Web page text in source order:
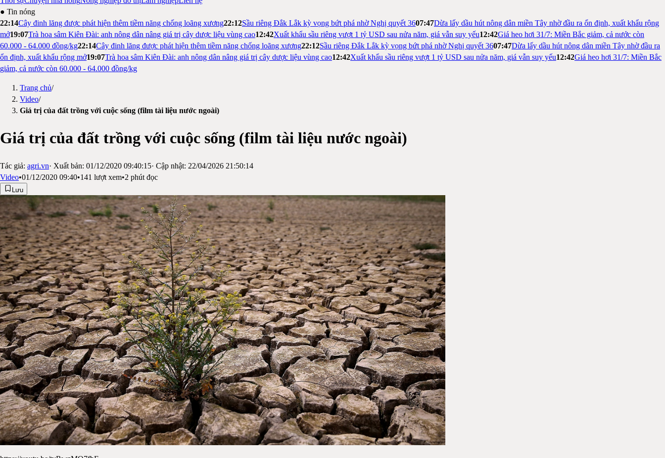
● Tin nóng
22:14Cây đinh lăng được phát hiện thêm tiềm năng chống loãng xương22:12Sầu riêng Đắk Lắk kỳ vọng bứt phá nhờ Nghị quyết 3607:47Dừa lấy dầu hút nông dân miền Tây nhờ đầu ra ổn định, xuất khẩu rộng
mở19:07Trà hoa sâm Kiên Đài: anh nông dân nâng giá trị cây dược liệu vùng cao12:42Xuất khẩu sầu riêng vượt 1 tỷ USD sau nửa năm, giá vẫn suy yếu12:42Giá heo hơi 31/7: Miền Bắc giảm, cả nước còn
60.000 - 64.000 đồng/kg22:14Cây đinh lăng được phát hiện thêm tiềm năng chống loãng xương22:12Sầu riêng Đắk Lắk kỳ vọng bứt phá nhờ Nghị quyết 3607:47Dừa lấy dầu hút nông dân miền Tây nhờ đầu ra
ổn định, xuất khẩu rộng mở19:07Trà hoa sâm Kiên Đài: anh nông dân nâng giá trị cây dược liệu vùng cao12:42Xuất khẩu sầu riêng vượt 1 tỷ USD sau nửa năm, giá vẫn suy yếu12:42Giá heo hơi 31/7: Miền Bắc
giảm, cả nước còn 60.000 - 64.000 đồng/kg
Trang chủ/
Video/
Giá trị của đất trồng với cuộc sống (film tài liệu nước ngoài)
Giá trị của đất trồng với cuộc sống (film tài liệu nước ngoài)
Tác giả: agri.vn· Xuất bản: 01/12/2020 09:40:15· Cập nhật: 22/04/2026 21:50:14
Video•01/12/2020 09:40•141 lượt xem•2 phút đọc
Lưu